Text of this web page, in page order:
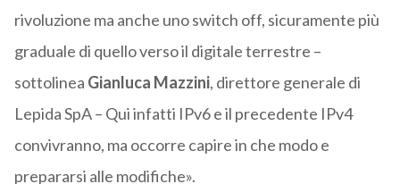
rivoluzione ma anche uno switch off, sicuramente più
graduale di quello verso il digitale terrestre –
sottolinea Gianluca Mazzini, direttore generale di
Lepida SpA – Qui infatti IPv6 e il precedente IPv4
convivranno, ma occorre capire in che modo e
prepararsi alle modifiche».